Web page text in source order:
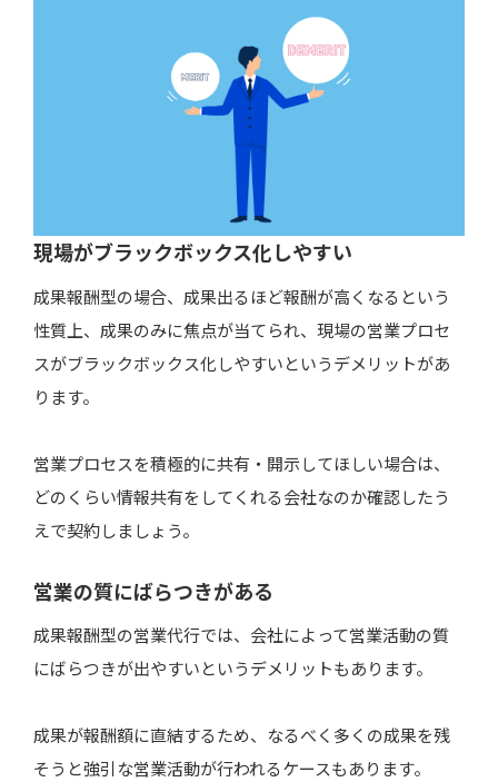
現場がブラックボックス化しやすい
成果報酬型の場合、成果出るほど報酬が高くなるという
性質上、成果のみに焦点が当てられ、現場の営業プロセ
スがブラックボックス化しやすいというデメリットがあ
ります。
営業プロセスを積極的に共有・開示してほしい場合は、
どのくらい情報共有をしてくれる会社なのか確認したう
えで契約しましょう。
営業の質にばらつきがある
成果報酬型の営業代行では、会社によって営業活動の質
にばらつきが出やすいというデメリットもあります。
成果が報酬額に直結するため、なるべく多くの成果を残
そうと強引な営業活動が行われるケースもあります。